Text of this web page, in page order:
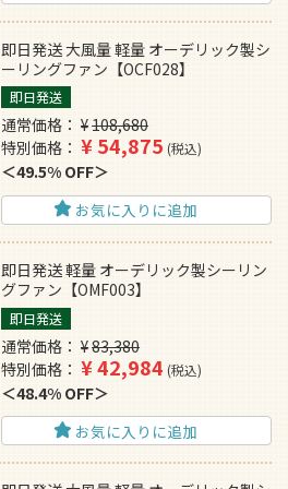
即日発送 大風量 軽量 オーデリック製シ
ーリングファン【OCF028】
即日発送
通常価格 ¥108,680
特別価格
¥54,875 税込
49.5% OFF
お気に入りに追加
即日発送 軽量 オーデリック製シーリン
グファン【OMF003】
即日発送
通常価格 ¥83,380
特別価格
¥42,984 税込
48.4% OFF
お気に入りに追加